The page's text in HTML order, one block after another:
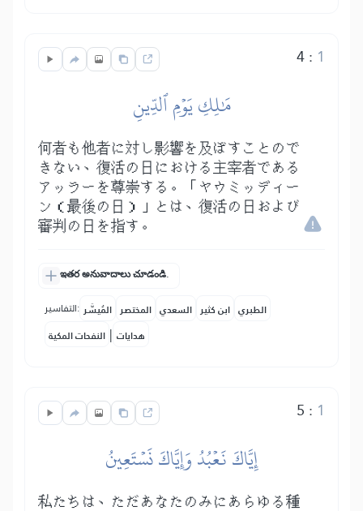
4: 1
مَٰلِكِ يَوۡمِ ٱلدِّينِ
何者も他者に対し影響を及ぼすことので
きない、復活の日における主宰者である
アッラーを尊崇する。「ヤウミッディー
ン（最後の日）」とは、復活の日および
審判の日を指す。
ఇతర అనువాదాలు చూడండి.
التفاسير: المُيسَّر المختصر السعدي ابن كثير الطبري
النفحات المكية | هدايات
5 : 1
إِيَّاكَ نَعۡبُدُ وَإِيَّاكَ نَسۡتَعِينُ
私たちは、ただあなたのみにあらゆる種